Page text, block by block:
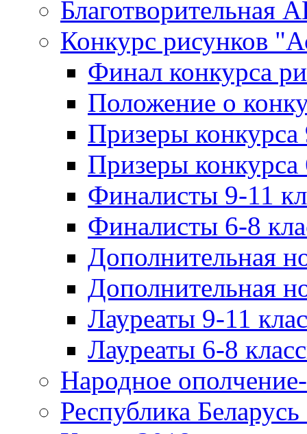
Благотворительная
Конкурс рисунков
Финал конкурса
Положение о
Призеры конкурса
Призеры конкурса
Финалисты 9-11
Финалисты 6-8
Дополнительная
Дополнительная
Лауреаты 9-11
Лауреаты 6-8
Народное
Республика